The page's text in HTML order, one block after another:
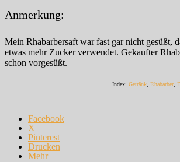
Anmerkung:
Mein Rhabarbersaft war fast gar nicht gesüßt,
etwas mehr Zucker verwendet. Gekaufter
schon vorgesüßt.
Index: Getränk, Rhabarber,
Facebook
X
Pinterest
Drucken
Mehr